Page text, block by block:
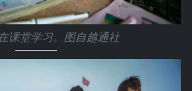
课堂学习。图自越通社